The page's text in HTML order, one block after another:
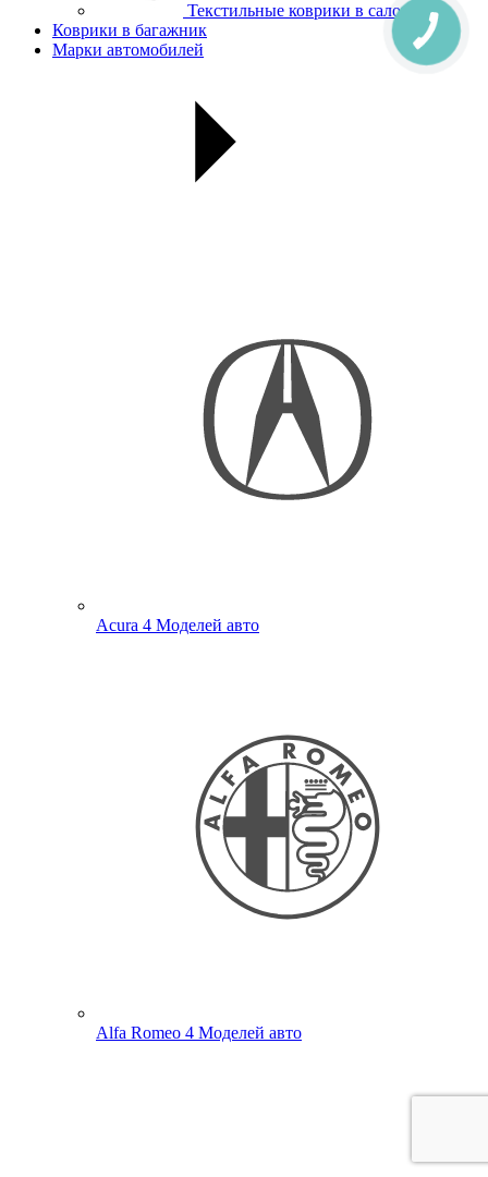
Текстильные коврики в салон
Коврики в багажник
Марки автомобилей
Acura 4 Моделей авто
Alfa Romeo 4 Моделей авто